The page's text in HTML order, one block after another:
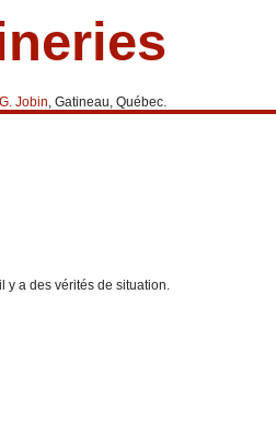
Jobin, Gatineau, Québec.
y a des vérités de situation.